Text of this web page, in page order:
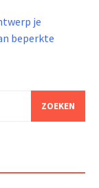
je
beperkte